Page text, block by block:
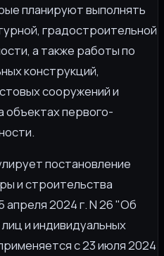
планируют выполнять
градостроительной
а также работы по
конструкций,
сооружений и
первого-
постановление
и строительства
апреля 2024 г. N 26 "Об
и индивидуальных
с 23 июля 2024